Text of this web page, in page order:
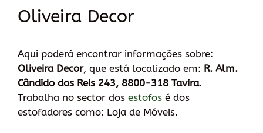
Oliveira Decor
Aqui poderá encontrar informações sobre:
Oliveira Decor, que está localizado em: R. Alm.
Cândido dos Reis 243, 8800-318 Tavira.
Trabalha no sector dos estofos é dos
estofadores como: Loja de Móveis.